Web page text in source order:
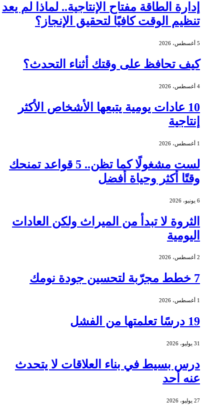
إدارة الطاقة مفتاح الإنتاجية.. لماذا لم يعد
تنظيم الوقت كافيًا لتحقيق الإنجاز؟
5 أغسطس، 2026
كيف تحافظ على وقتك أثناء التحدث؟
4 أغسطس، 2026
10 عادات يومية يتبعها الأشخاص الأكثر
إنتاجية
1 أغسطس، 2026
لست مشغولًا كما تظن.. 5 قواعد تمنحك
وقتًا أكثر وحياة أفضل
6 يونيو، 2026
الثروة لا تبدأ من الميراث ولكن العادات
اليومية
2 أغسطس، 2026
7 خطط مجرّبة لتحسين جودة نومك
1 أغسطس، 2026
19 درسًا تعلمتها من الفشل
31 يوليو، 2026
درس بسيط في بناء العلاقات لا يتحدث
عنه أحد
27 يوليو، 2026